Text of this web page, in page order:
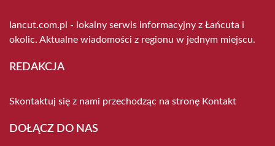
lancut.com.pl - lokalny serwis informacyjny z Łańcuta i
okolic. Aktualne wiadomości z regionu w jednym miejscu.
REDAKCJA
Skontaktuj się z nami przechodząc na stronę Kontakt
DOŁĄCZ DO NAS